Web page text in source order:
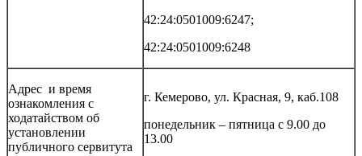
42:24:0501009:6247;
42:24:0501009:6248
Адрес и время
ознакомления с
ходатайством об
установлении
публичного сервитута
г. Кемерово, ул. Красная, 9, каб.108
понедельник – пятница с 9.00 до
13.00